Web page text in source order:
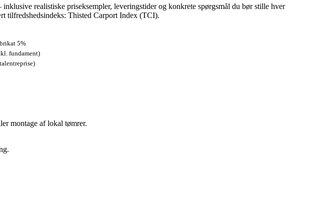
realistiske priseksempler, leveringstider og konkrete spørgsmål du bør stille hver
tilfredshedsindeks: Thisted Carport Index (TCI).
5%
fundament)
montage af lokal tømrer.